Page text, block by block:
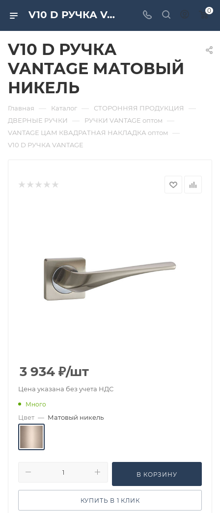
V10 D РУЧКА VANTAGE МАТОВЫЙ НИКЕЛЬ. Дверная и мебельная фурнитура САМИР-КИЛИТ | Оптовые поставки 0
V10 D РУЧКА
VANTAGE МАТОВЫЙ
НИКЕЛЬ
Главная — Каталог — СТОРОННЯЯ ПРОДУКЦИЯ —
ДВЕРНЫЕ РУЧКИ — РУЧКИ VANTAGE оптом —
VANTAGE ЦАМ КВАДРАТНАЯ НАКЛАДКА оптом —
V10 D РУЧКА VANTAGE
3 934 ₽/шт
Цена указана без учета НДС
Много
Цвет — Матовый никель
В КОРЗИНУ
КУПИТЬ В 1 КЛИК